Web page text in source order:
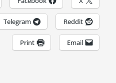
Reddit
Telegram
Email
Print